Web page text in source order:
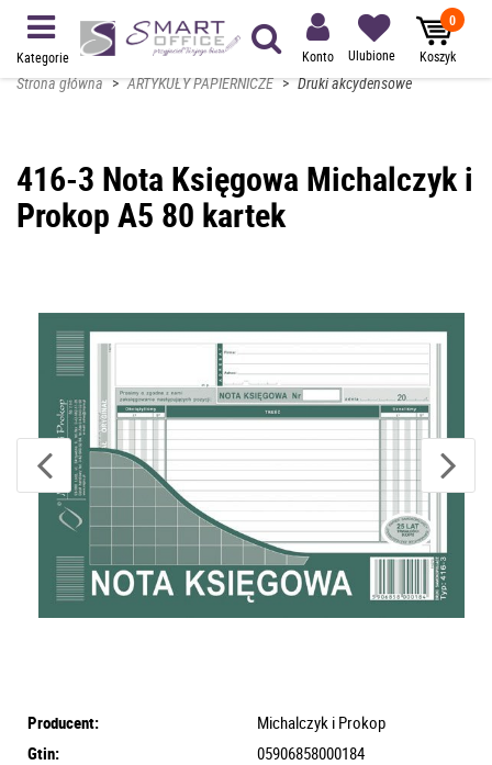
Kategorie Konto Ulubione
0
Koszyk
Strona główna > ARTYKUŁY PAPIERNICZE > Druki akcydensowe
416-3 Nota Księgowa Michalczyk i
Prokop A5 80 kartek
Producent:
Michalczyk i Prokop
Gtin:
05906858000184